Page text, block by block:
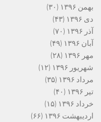
بهمن ۱۳۹۶
(۳۰)
دی ۱۳۹۶
(۴۳)
آذر ۱۳۹۶
(۷۰)
آبان ۱۳۹۶
(۴۹)
مهر ۱۳۹۶
(۲۸)
شهریور ۱۳۹۶
(۱۲)
مرداد ۱۳۹۶
(۳۵)
تیر ۱۳۹۶
(۴۰)
خرداد ۱۳۹۶
(۱۵)
اردیبهشت ۱۳۹۶
(۶۶)